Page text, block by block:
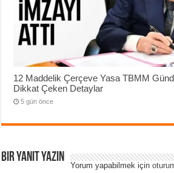
12 Maddelik Çerçeve Yasa TBMM
Dikkat Çeken Detaylar
5 gün önce
Bir yanıt yazın
Yorum yapabilmek için